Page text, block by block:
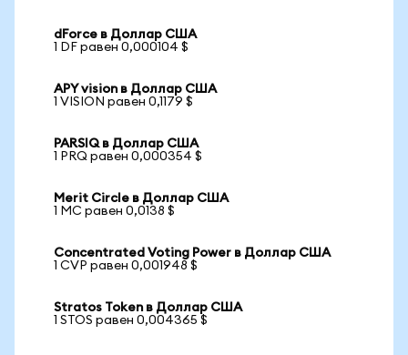
dForce в Доллар США
1 DF равен 0,000104 $
APY vision в Доллар США
1 VISION равен 0,1179 $
PARSIQ в Доллар США
1 PRQ равен 0,000354 $
Merit Circle в Доллар США
1 MC равен 0,0138 $
Concentrated Voting Power в Доллар США
1 CVP равен 0,001948 $
Stratos Token в Доллар США
1 STOS равен 0,004365 $